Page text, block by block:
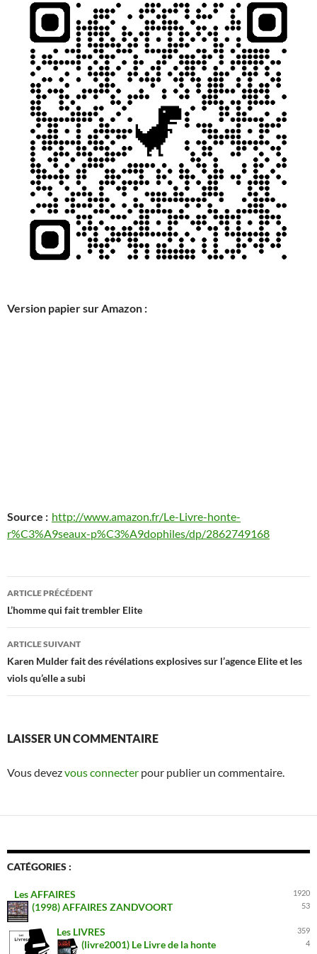
Version papier sur Amazon :
Source : http://www.amazon.fr/Le-Livre-honte-
r%C3%A9seaux-p%C3%A9dophiles/dp/2862749168
Navigation
des
articles
ARTICLE PRÉCÉDENT
L’homme qui fait trembler Elite
ARTICLE SUIVANT
Karen Mulder fait des révélations explosives sur l’agence Elite et les
viols qu’elle a subi
LAISSER UN COMMENTAIRE
Vous devezvous connecter pour publier un commentaire.
CATÉGORIES :
Les AFFAIRES 1920
(1998) AFFAIRES ZANDVOORT 53
Les LIVRES 359
(livre2001) Le Livre de la honte 4